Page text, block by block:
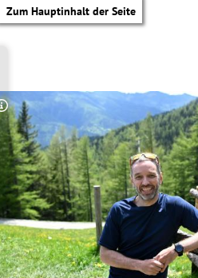
Zum Hauptinhalt der Seite
Copyright-Hinweis öffnen/schließen